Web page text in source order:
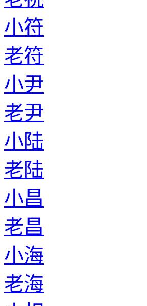
小符
老符
小尹
老尹
小陆
老陆
小昌
老昌
小海
老海